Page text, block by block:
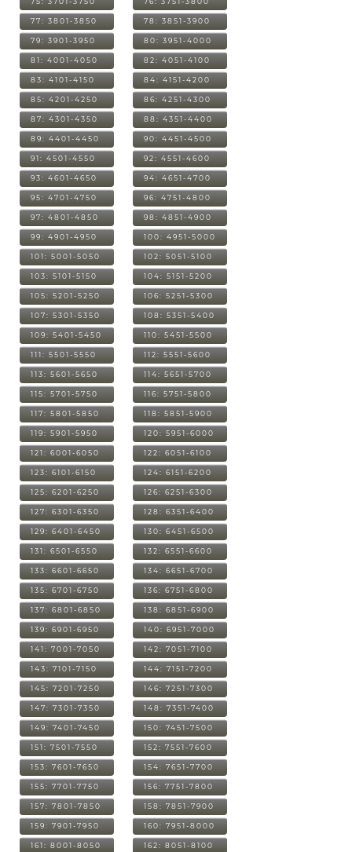
77: 3801-3850 78: 3851-3900
79: 3901-3950 80: 3951-4000
81: 4001-4050 82: 4051-4100
83: 4101-4150 84: 4151-4200
85: 4201-4250 86: 4251-4300
87: 4301-4350 88: 4351-4400
89: 4401-4450 90: 4451-4500
91: 4501-4550 92: 4551-4600
93: 4601-4650 94: 4651-4700
95: 4701-4750 96: 4751-4800
97: 4801-4850 98: 4851-4900
99: 4901-4950 100: 4951-5000
101: 5001-5050 102: 5051-5100
103: 5101-5150 104: 5151-5200
105: 5201-5250 106: 5251-5300
107: 5301-5350 108: 5351-5400
109: 5401-5450 110: 5451-5500
111: 5501-5550 112: 5551-5600
113: 5601-5650 114: 5651-5700
115: 5701-5750 116: 5751-5800
117: 5801-5850 118: 5851-5900
119: 5901-5950 120: 5951-6000
121: 6001-6050 122: 6051-6100
123: 6101-6150 124: 6151-6200
125: 6201-6250 126: 6251-6300
127: 6301-6350 128: 6351-6400
129: 6401-6450 130: 6451-6500
131: 6501-6550 132: 6551-6600
133: 6601-6650 134: 6651-6700
135: 6701-6750 136: 6751-6800
137: 6801-6850 138: 6851-6900
139: 6901-6950 140: 6951-7000
141: 7001-7050 142: 7051-7100
143: 7101-7150 144: 7151-7200
145: 7201-7250 146: 7251-7300
147: 7301-7350 148: 7351-7400
149: 7401-7450 150: 7451-7500
151: 7501-7550 152: 7551-7600
153: 7601-7650 154: 7651-7700
155: 7701-7750 156: 7751-7800
157: 7801-7850 158: 7851-7900
159: 7901-7950 160: 7951-8000
161: 8001-8050 162: 8051-8100